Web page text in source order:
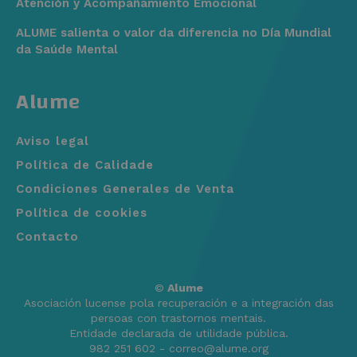
Alume
Aviso legal
Política de Calidade
Condiciones Generales de Venta
Política de cookies
Contacto
Atención y Acompañamiento Emocional
ALUME salienta o valor da diferencia no Día Mundial
da Saúde Mental
© Alume
Asociación lucense pola recuperación e a integración das
persoas con trastornos mentais.
Entidade declarada de utilidade pública.
982 251 602 - correo@alume.org